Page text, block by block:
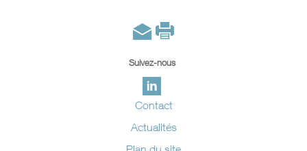
Suivez-nous
Contact
Actualités